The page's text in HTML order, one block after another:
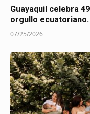
Guayaquil celebra
orgullo ecuatoriano.
07/25/2026